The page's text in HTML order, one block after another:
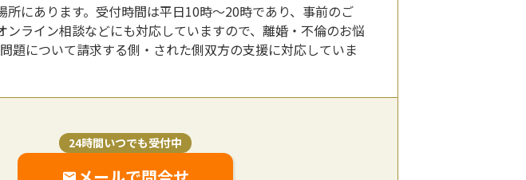
にあります。受付時間は平日10時～20時であり、事前のご
ライン相談などにも対応していますので、離婚・不倫のお悩
題について請求する側・された側双方の支援に対応していま
24時間いつでも受付中